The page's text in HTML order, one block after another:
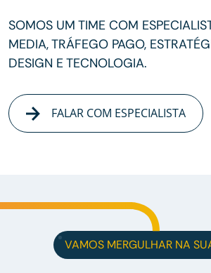
SOMOS UM TIME COM
MEDIA, TRÁFEGO PAGO,
DESIGN E TECNOLOGIA.
FALAR COM ESPECIALISTA
VAMOS MERGULHAR NA